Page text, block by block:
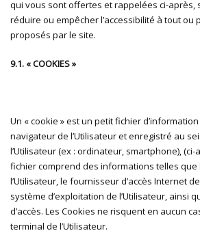
qui vous sont offertes et rappelées ci-après,
réduire ou empêcher l’accessibilité à tout ou
proposés par le site.
9.1. « COOKIES »
Un « cookie » est un petit fichier
navigateur de l’Utilisateur et enregistré au
l’Utilisateur (ex : ordinateur, smartphone), (ci-
fichier comprend des informations telles que
l’Utilisateur, le fournisseur d’accès Internet
système d’exploitation de l’Utilisateur, ainsi
d’accès. Les Cookies ne risquent en aucun
terminal de l’Utilisateur.